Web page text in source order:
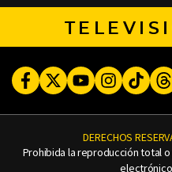
FacebookTwitterYoutubeInstagram
DERECHOS
Prohibida la reproducción total